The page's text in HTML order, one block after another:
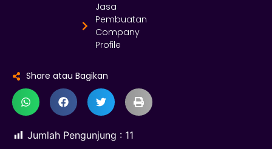
Jasa
Pembuatan
Company
Profile
Share atau Bagikan
Jumlah Pengunjung : 11